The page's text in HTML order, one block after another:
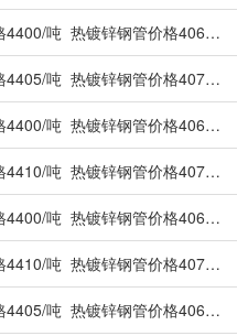
吨 PC钢棒价格3720/吨 高频焊管价格3350/吨 脚手架钢管价格3330/吨
吨 PC钢棒价格3730/吨 高频焊管价格3355/吨 脚手架钢管价格3335/吨
吨 PC钢棒价格3720/吨 高频焊管价格3350/吨 脚手架钢管价格3330/吨
吨 PC钢棒价格3730/吨 高频焊管价格3360/吨 脚手架钢管价格3340/吨
吨 PC钢棒价格3720/吨 高频焊管价格3350/吨 脚手架钢管价格3330/吨
吨 PC钢棒价格3730/吨 高频焊管价格3360/吨 脚手架钢管价格3340/吨
吨 PC钢棒价格3720/吨 高频焊管价格3355/吨 脚手架钢管价格3335/吨